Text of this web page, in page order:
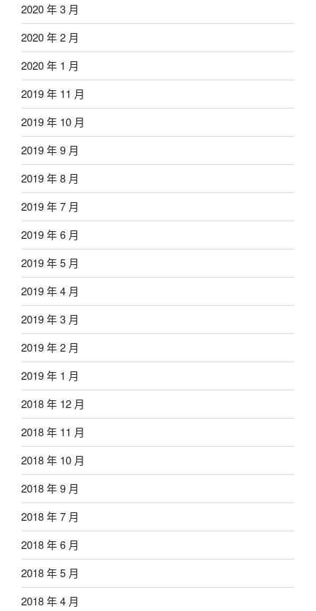
2020 年 3 月
2020 年 2 月
2020 年 1 月
2019 年 11 月
2019 年 10 月
2019 年 9 月
2019 年 8 月
2019 年 7 月
2019 年 6 月
2019 年 5 月
2019 年 4 月
2019 年 3 月
2019 年 2 月
2019 年 1 月
2018 年 12 月
2018 年 11 月
2018 年 10 月
2018 年 9 月
2018 年 7 月
2018 年 6 月
2018 年 5 月
2018 年 4 月